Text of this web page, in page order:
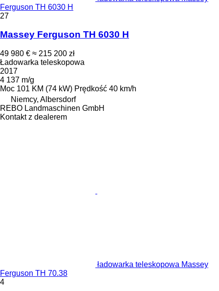
Ferguson TH 6030 H
27
Massey Ferguson TH 6030 H
49 980 € ≈ 215 200 zł
Ładowarka teleskopowa
2017
4 137 m/g
Moc 101 KM (74 kW) Prędkość 40 km/h
Niemcy, Albersdorf
REBO Landmaschinen GmbH
Kontakt z dealerem
ładowarka teleskopowa Massey
Ferguson TH 70.38
4